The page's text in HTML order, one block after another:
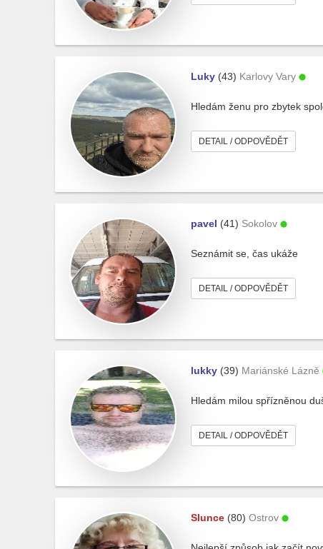
Luky (43) Karlovy Vary
Hledám ženu pro zbytek
DETAIL / ODPOVĚDĚT
pavel (41) Sokolov
Seznámit se, čas ukáže
DETAIL / ODPOVĚDĚT
lukky (39) Mariánské Lázně
Hledám milou spřízněnou
DETAIL / ODPOVĚDĚT
Slunce (80) Ostrov